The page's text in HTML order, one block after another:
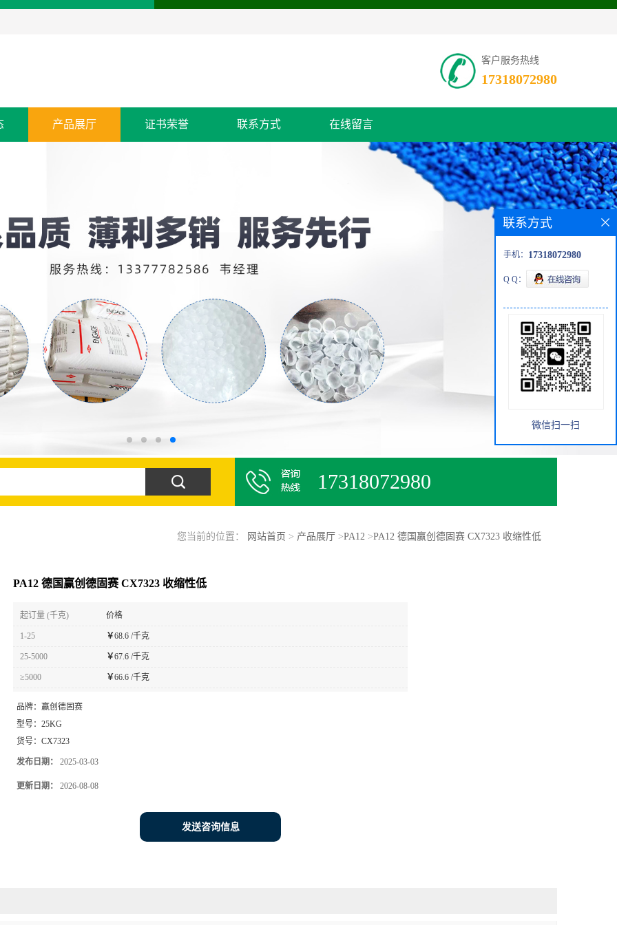
客户服务热线
17318072980
产品展厅 证书荣誉 联系方式 在线留言
17318072980
您当前的位置： 网站首页 > 产品展厅 >PA12>PA12 德国赢创德固赛 CX7323 收缩性低
PA12 德国赢创德固赛 CX7323 收缩性低
起订量 (千克) 价格
1-25 ￥68.6 /千克
25-5000 ￥67.6 /千克
≥5000 ￥66.6 /千克
品牌： 赢创德固赛
型号： 25KG
货号： CX7323
发布日期： 2025-03-03
更新日期： 2026-08-08
发送咨询信息
联系方式
手机： 17318072980
Q Q：
微信扫一扫